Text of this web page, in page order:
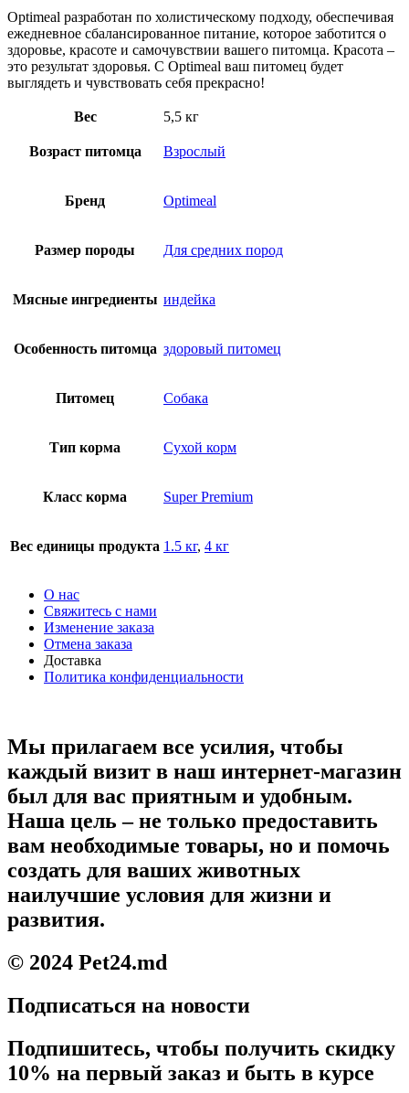
Optimeal разработан по холистическому подходу, обеспечивая
ежедневное сбалансированное питание, которое заботится о
здоровье, красоте и самочувствии вашего питомца. Красота –
это результат здоровья. С Optimeal ваш питомец будет
выглядеть и чувствовать себя прекрасно!
Вес 5,5 кг
Возраст питомца Взрослый
Бренд Optimeal
Размер породы Для средних пород
Мясные ингредиенты индейка
Особенность питомца здоровый питомец
Питомец Собака
Тип корма Сухой корм
Класс корма Super Premium
Вес единицы продукта 1.5 кг, 4 кг
О нас
Свяжитесь с нами
Изменение заказа
Отмена заказа
Доставка
Политика конфиденциальности
Мы прилагаем все усилия, чтобы
каждый визит в наш интернет-магазин
был для вас приятным и удобным.
Наша цель – не только предоставить
вам необходимые товары, но и помочь
создать для ваших животных
наилучшие условия для жизни и
развития.
© 2024 Pet24.md
Подписаться на новости
Подпишитесь, чтобы получить скидку
10% на первый заказ и быть в курсе